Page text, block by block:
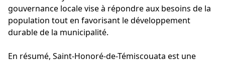
gouvernance locale vise à répondre aux besoins de la
population tout en favorisant le développement
durable de la municipalité.
En résumé, Saint-Honoré-de-Témiscouata est une